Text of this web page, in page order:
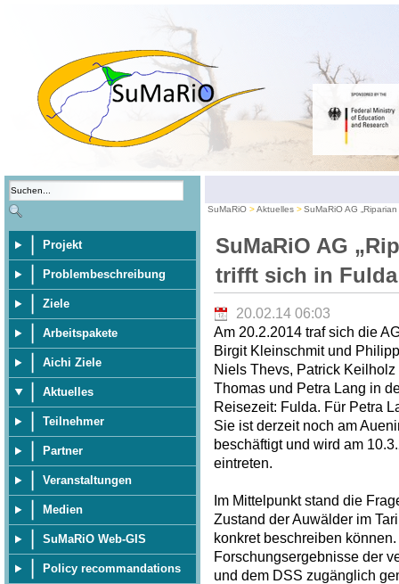
Projekt
Problembeschreibung
Ziele
Arbeitspakete
Aichi Ziele
Aktuelles
Teilnehmer
Partner
Veranstaltungen
Medien
SuMaRiO Web-GIS
Policy recommandations
SuMaRiO Aktuelles SuMaRiO AG
SuMaRiO AG
trifft sich in Fulda
20.02.14 06:03
Am 20.2.2014 traf sich die
Birgit Kleinschmit und
Niels Thevs, Patrick
Thomas und Petra Lang in
Reisezeit: Fulda. Für Petra
Sie ist derzeit noch am
beschäftigt und wird am
eintreten.
Im Mittelpunkt stand die
Zustand der Auwälder im
konkret beschreiben
Forschungsergebnisse der
und dem DSS zugänglich